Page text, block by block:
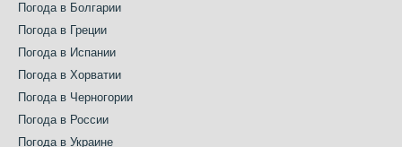
Погода в Болгарии
Погода в Греции
Погода в Испании
Погода в Хорватии
Погода в Черногории
Погода в России
Погода в Украине